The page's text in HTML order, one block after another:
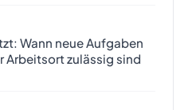
Wann neue Aufgaben
Arbeitsort zulässig sind